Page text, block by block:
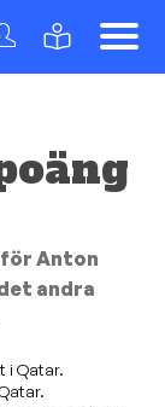
för Anton
andra